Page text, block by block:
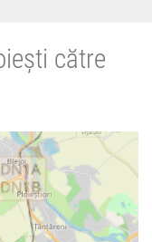
către